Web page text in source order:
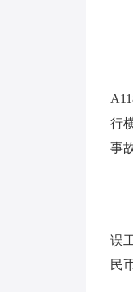
行
事
1
误
民